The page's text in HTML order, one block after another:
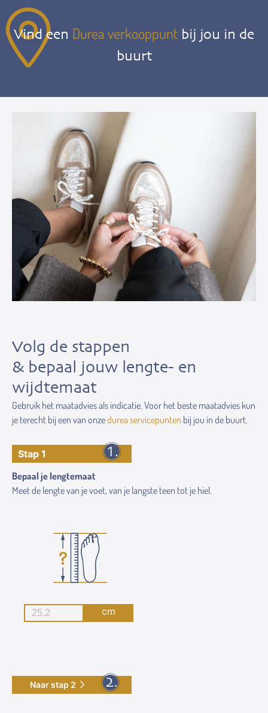
Vind een Durea verkooppunt bij jou in de
buurt
Volg de stappen
& bepaal jouw lengte- en
wijdtemaat
Gebruik het maatadvies als indicatie. Voor het beste maatadvies kun
je terecht bij een van onzedurea servicepunten bij jou in de buurt.
Stap 1
Bepaal je lengtemaat
Meet de lengte van je voet, van je langste teen tot je hiel.
cm
Naar stap 2